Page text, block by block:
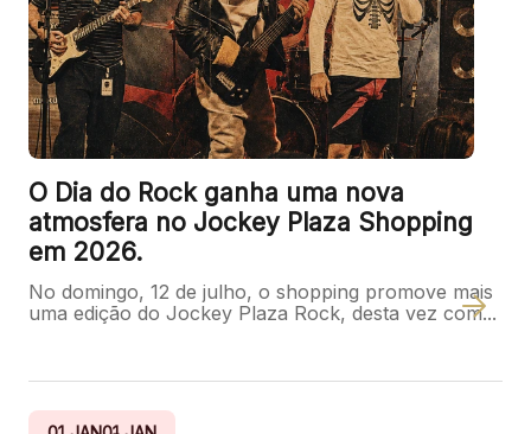
O Dia do Rock ganha uma nova
atmosfera no Jockey Plaza Shopping
em 2026.
No domingo, 12 de julho, o shopping promove mais
uma edição do Jockey Plaza Rock, desta vez com...